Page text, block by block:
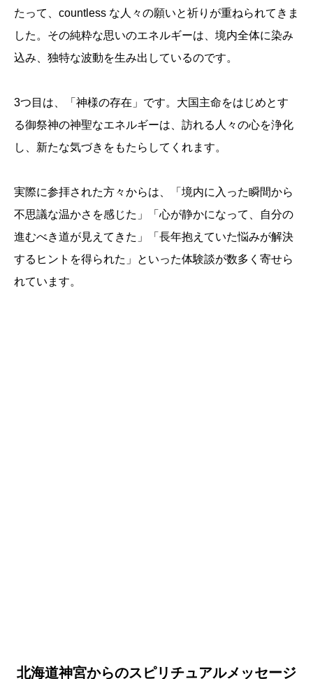
たって、countless な人々の願いと祈りが重ねられてきま
した。その純粋な思いのエネルギーは、境内全体に染み
込み、独特な波動を生み出しているのです。
3つ目は、「神様の存在」です。大国主命をはじめとす
る御祭神の神聖なエネルギーは、訪れる人々の心を浄化
し、新たな気づきをもたらしてくれます。
実際に参拝された方々からは、「境内に入った瞬間から
不思議な温かさを感じた」「心が静かになって、自分の
進むべき道が見えてきた」「長年抱えていた悩みが解決
するヒントを得られた」といった体験談が数多く寄せら
れています。
北海道神宮からのスピリチュアルメッセージ